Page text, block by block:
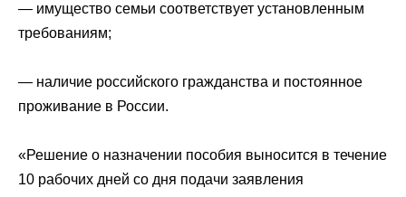
— имущество семьи соответствует установленным
требованиям;
— наличие российского гражданства и постоянное
проживание в России.
«Решение о назначении пособия выносится в течение
10 рабочих дней со дня подачи заявления